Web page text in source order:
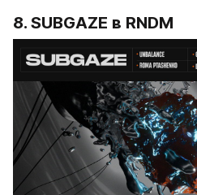
8. SUBGAZE в RNDM